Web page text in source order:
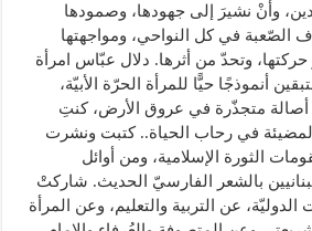
وأنْ نشيرَ إلى جهودها، وصمودها
الصّعبة في كل النواحي، ومواجهتها
وتحدّ من أثرها. دلال عبّاس امرأة
أنموذجًا حيًّا للمرأة الحرّة الأبيّة،
أصالة متجذّرة في عروق الأرض، كنتِ
في رحاب الحياة.. كتبت ونشرت
الثورة الإسلامية، ومن أوائل
بالشعر الفارسيّ الحديث. شاركتْ
عن التربية والتعليم، وعن المرأة